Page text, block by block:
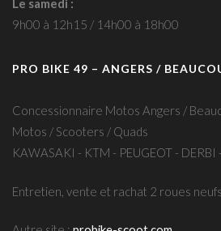
9h00 à 12h15 / 14h00 à 18h00
PRO BIKE 49 – ANGERS /
Concessionnaire Motos Angers /
Motos / Scooters / Quads
KAWASAKI - KTM - PEUGEOT - DERBI
Entretien, vente et rachat 2 roues